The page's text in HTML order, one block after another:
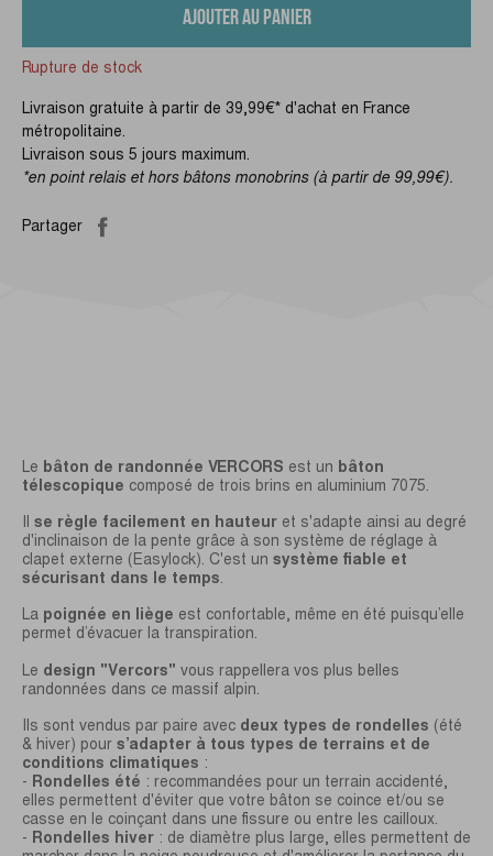
AJOUTER AU PANIER
Rupture de stock
Livraison gratuite à partir de 39,99€* d'achat en France
métropolitaine.
Livraison sous 5 jours maximum.
*en point relais et hors bâtons monobrins (à partir de 99,99€).
Partager
Le bâton de randonnée VERCORS est un bâton
télescopique composé de trois brins en aluminium 7075.
Il se règle facilement en hauteur et s'adapte ainsi au degré
d'inclinaison de la pente grâce à son système de réglage à
clapet externe (Easylock). C'est un système fiable et
sécurisant dans le temps.
La poignée en liège est confortable, même en été puisqu’elle
permet d’évacuer la transpiration.
Le design "Vercors" vous rappellera vos plus belles
randonnées dans ce massif alpin.
Ils sont vendus par paire avec deux types de rondelles (été
& hiver) pour s’adapter à tous types de terrains et de
conditions climatiques :
- Rondelles été : recommandées pour un terrain accidenté,
elles permettent d'éviter que votre bâton se coince et/ou se
casse en le coinçant dans une fissure ou entre les cailloux.
- Rondelles hiver : de diamètre plus large, elles permettent de